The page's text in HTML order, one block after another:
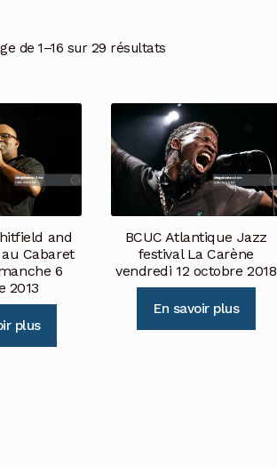
de 1–16 sur 29 résultats
and
Cabaret
6
2013
plus
BCUC Atlantique Jazz
festival La Carène
vendredi 12 octobre 2018
En savoir plus